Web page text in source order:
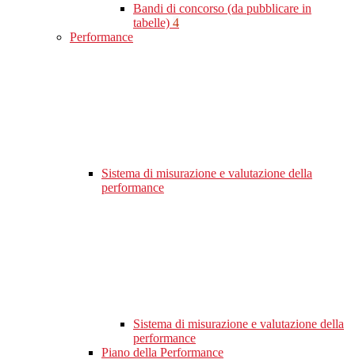
Bandi di concorso (da pubblicare in
tabelle) 4
Performance
Sistema di misurazione e valutazione della
performance
Sistema di misurazione e valutazione della
performance
Piano della Performance